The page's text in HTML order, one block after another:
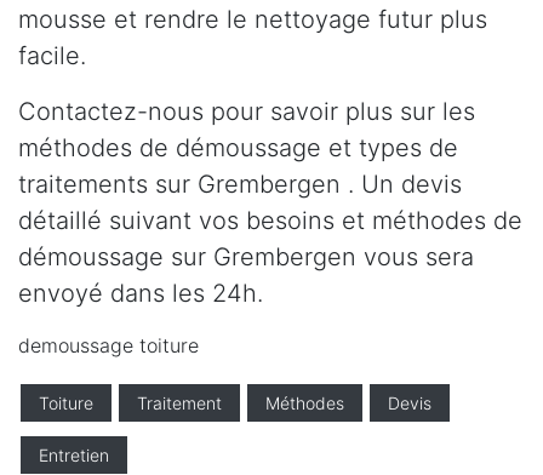
mousse et rendre le nettoyage futur plus
facile.
Contactez-nous pour savoir plus sur les
méthodes de démoussage et types de
traitements sur Grembergen . Un devis
détaillé suivant vos besoins et méthodes de
démoussage sur Grembergen vous sera
envoyé dans les 24h.
demoussage toiture
Toiture Traitement Méthodes Devis
Entretien